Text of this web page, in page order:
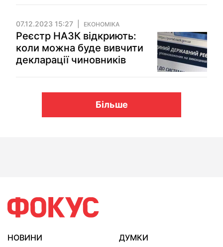
07.12.2023 15:27 ЕКОНОМІКА
Реєстр НАЗК відкриють:
коли можна буде вивчити
декларації чиновників
Більше
НОВИНИ
ДУМКИ